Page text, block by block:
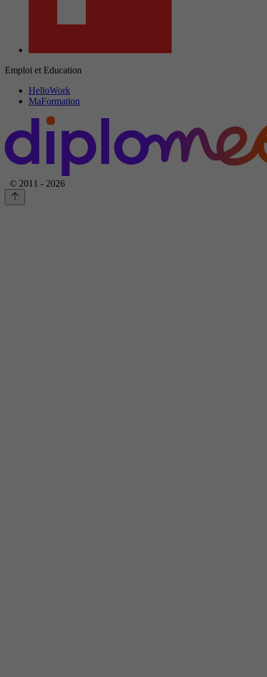
Emploi et Education
HelloWork
MaFormation
© 2011 - 2026